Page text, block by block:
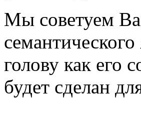
Мы советуем
голову как его
будет сделан